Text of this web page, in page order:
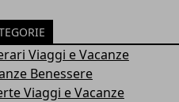
Viaggi e Vacanze
Benessere
Viaggi e Vacanze